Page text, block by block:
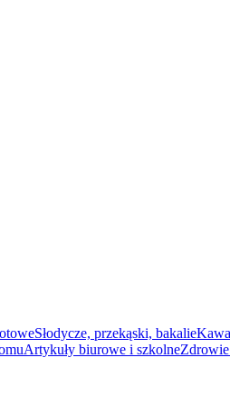
Słodycze, przekąski, bakalie
Artykuły biurowe i szkolne